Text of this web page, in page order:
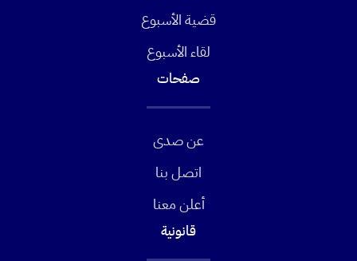
قضية الأسبوع
لقاء الأسبوع
صفحات
عن صدى
اتصل بنا
أعلن معنا
قانونية